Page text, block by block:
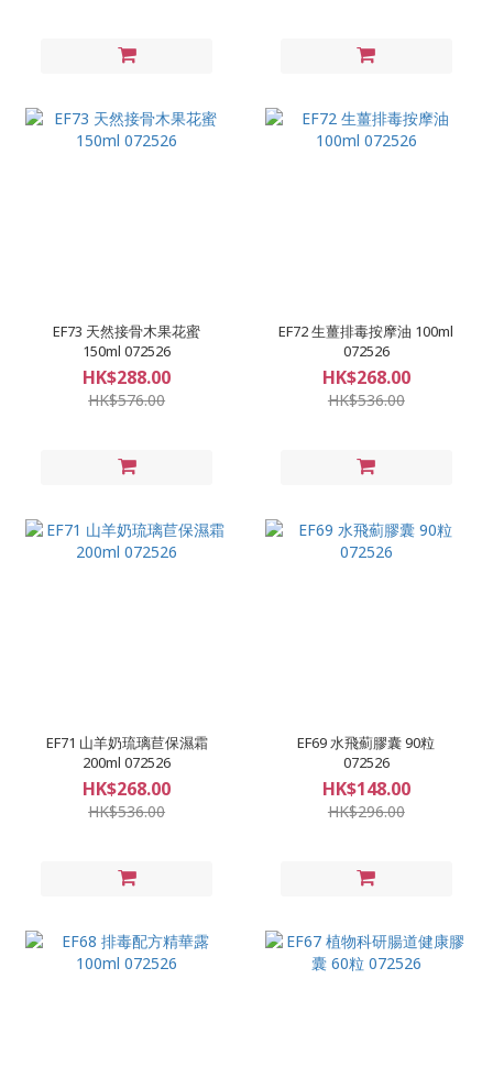
EF73 天然接骨木果花蜜
150ml 072526
HK$288.00
HK$576.00
EF72 生薑排毒按摩油 100ml
072526
HK$268.00
HK$536.00
EF71 山羊奶琉璃苣保濕霜
200ml 072526
HK$268.00
HK$536.00
EF69 水飛薊膠囊 90粒
072526
HK$148.00
HK$296.00